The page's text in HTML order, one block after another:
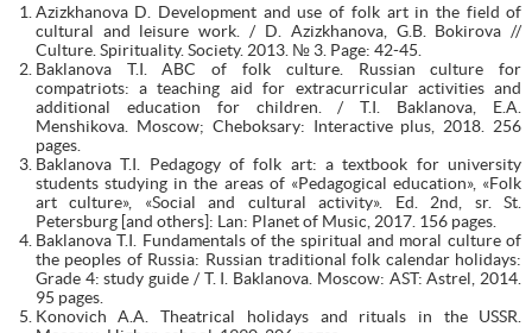
Azizkhanova D. Development and use of folk art in the field of
cultural and leisure work. / D. Azizkhanova, G.B. Bokirova //
Culture. Spirituality. Society. 2013. № 3. Page: 42-45.
Baklanova T.I. ABC of folk culture. Russian culture for
compatriots: a teaching aid for extracurricular activities and
additional education for children. / T.I. Baklanova, E.A.
Menshikova. Moscow; Cheboksary: Interactive plus, 2018. 256
pages.
Baklanova T.I. Pedagogy of folk art: a textbook for university
students studying in the areas of «Pedagogical education», «Folk
art culture», «Social and cultural activity». Ed. 2nd, sr. St.
Petersburg [and others]: Lan: Planet of Music, 2017. 156 pages.
Baklanova T.I. Fundamentals of the spiritual and moral culture of
the peoples of Russia: Russian traditional folk calendar holidays:
Grade 4: study guide / T. I. Baklanova. Moscow: AST: Astrel, 2014.
95 pages.
Konovich A.A. Theatrical holidays and rituals in the USSR.